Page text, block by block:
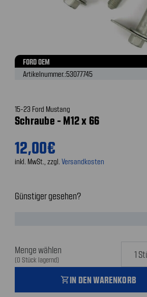
FORD OEM
Artikelnummer.:53077745
15-23 Ford Mustang
Schraube - M12 x 66
12,00€
inkl. MwSt., zzgl. Versandkosten
Günstiger gesehen?
Menge wählen
(0 Stück lagernd)
shopping_cartIN DEN WARENKORB